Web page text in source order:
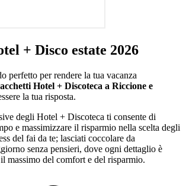
+ Disco estate 2026
perfetto per rendere la tua vacanza
Hotel + Discoteca a Riccione e
la tua risposta.
degli Hotel + Discoteca ti consente di
e massimizzare il risparmio nella scelta degli
del fai da te; lasciati coccolare da
senza pensieri, dove ogni dettaglio è
massimo del comfort e del risparmio.